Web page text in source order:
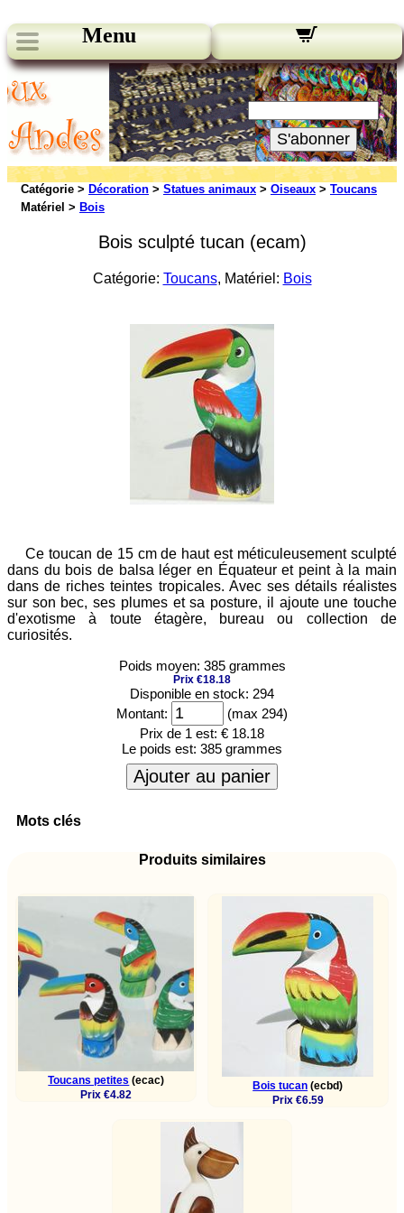
Menu
Nos bulletins:
Votre Email:
S'abonner
Catégorie > Décoration > Statues animaux > Oiseaux > Toucans
Matériel > Bois
Bois sculpté tucan (ecam)
Catégorie: Toucans, Matériel: Bois
Ce toucan de 15 cm de haut est méticuleusement sculpté
dans du bois de balsa léger en Équateur et peint à la main
dans de riches teintes tropicales. Avec ses détails réalistes
sur son bec, ses plumes et sa posture, il ajoute une touche
d'exotisme à toute étagère, bureau ou collection de
curiosités.
Poids moyen: 385 grammes
Prix €18.18
Disponible en stock: 294
Montant:
(max 294)
Prix de 1 est: € 18.18
Le poids est: 385 grammes
Ajouter au panier
Mots clés
Produits similaires
Toucans petites (ecac)
Prix €4.82
Bois tucan (ecbd)
Prix €6.59